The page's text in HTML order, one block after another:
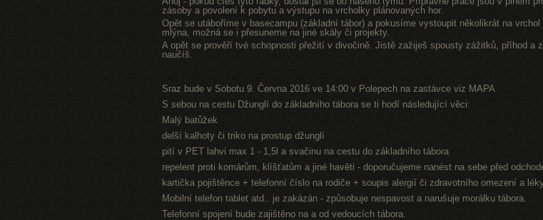
zásoby a povolení k pobytu a výstupu na vrcholky plánovaných hor.
Opět se utáboříme v basecampu (základní tábor) a pokusíme vystoupit několikrát na
mlýna, možná se i přesuneme na jiné skály či projekty.
A opět se prověří tvé schopnosti přežití v divočině. Jistě zažiješ spousty zážitků, příhod a
naučíš.
Sraz bude v Sobotu 9. Června 2016 ve 14:00 v Polepech na zastávce viz MAPA
S sebou na cestu Džunglí do základního tábora se ti hodí následující věci:
Malý batůžek
delší kalhoty či triko na prostup džunglí
pití v PET lahvi max 1 - 1,5l a svačinu na cestu do základního tábora
repelent proti komárům, klíšťatům a jiné havěti - doporučujeme nanést na sebe před
kartička pojištěnce + telefonní číslo na rodiče + soupis alergií či zdravotního omezení a
Mobilní telefon tablet atd.. je zakázán - způsobuje nespavost a narušuje morálku tábora.
Telefonní spojení bude zajištěno na a od vedoucích tábora.